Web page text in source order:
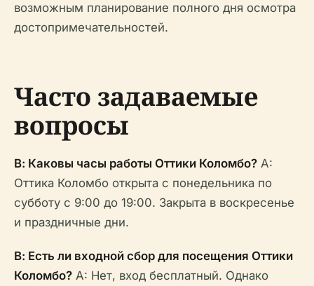
возможным планирование полного дня осмотра
достопримечательностей.
Часто задаваемые
вопросы
В: Каковы часы работы Оттики Коломбо? A:
Оттика Коломбо открыта с понедельника по
субботу с 9:00 до 19:00. Закрыта в воскресенье
и праздничные дни.
В: Есть ли входной сбор для посещения Оттики
Коломбо? A: Нет, вход бесплатный. Однако